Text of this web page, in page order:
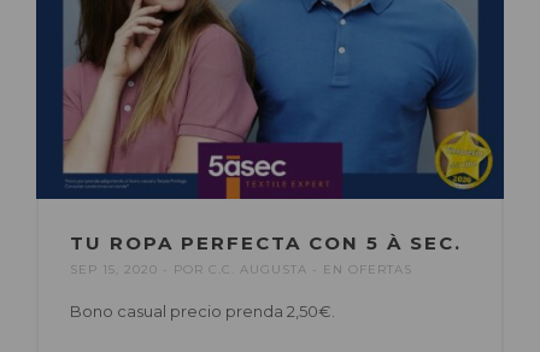
TU ROPA PERFECTA CON 5 À SEC.
SEP 15, 2020 POR C.C. AUGUSTA EN OFERTAS
Bono casual precio prenda 2,50€.